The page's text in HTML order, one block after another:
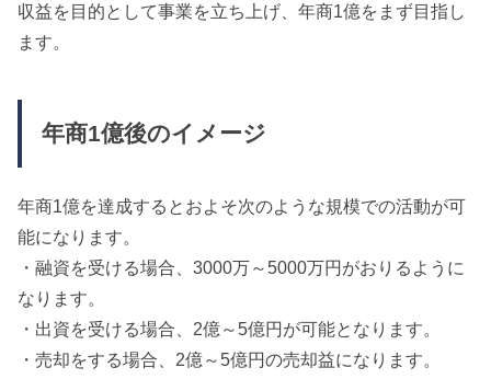
収益を目的として事業を立ち上げ、年商1億をまず目指し
ます。
年商1億後のイメージ
年商1億を達成するとおよそ次のような規模での活動が可
能になります。
・融資を受ける場合、3000万～5000万円がおりるように
なります。
・出資を受ける場合、2億～5億円が可能となります。
・売却をする場合、2億～5億円の売却益になります。